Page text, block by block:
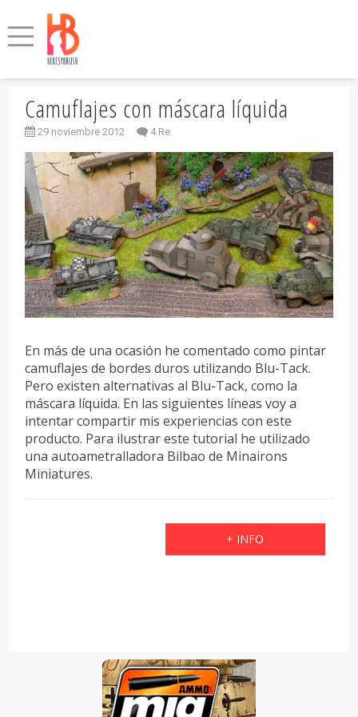
Camuflajes con máscara líquida
29 noviembre 2012 4 Re.
En más de una ocasión he comentado como pintar
camuflajes de bordes duros utilizando Blu-Tack.
Pero existen alternativas al Blu-Tack, como la
máscara líquida. En las siguientes líneas voy a
intentar compartir mis experiencias con este
producto. Para ilustrar este tutorial he utilizado
una autoametralladora Bilbao de Minairons
Miniatures.
+ INFO